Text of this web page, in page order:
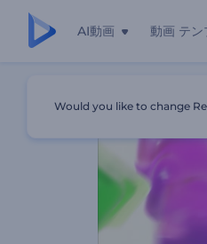
AI動画 動画 テン
Would you like to change